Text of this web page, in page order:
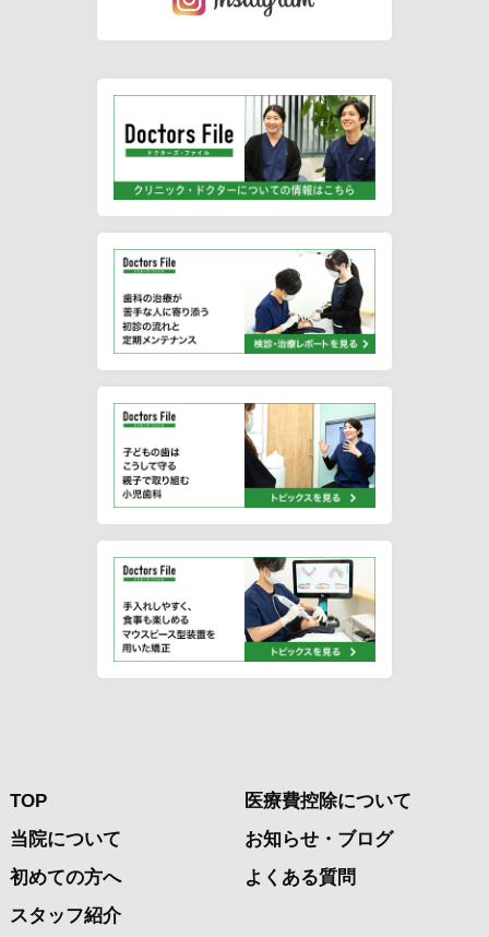
TOP
当院について
初めての方へ
スタッフ紹介
医療費控除について
お知らせ・ブログ
よくある質問